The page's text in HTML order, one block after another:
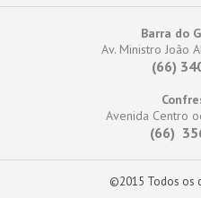
Barra do
Av. Ministro João
(66)
Avenida Centro
(66)
©2015 Todos os